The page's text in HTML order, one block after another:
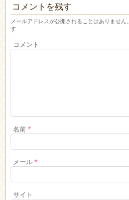
コメントを残す
メールアドレスが公開されることはありません。
す
コメント
名前*
メール*
サイト